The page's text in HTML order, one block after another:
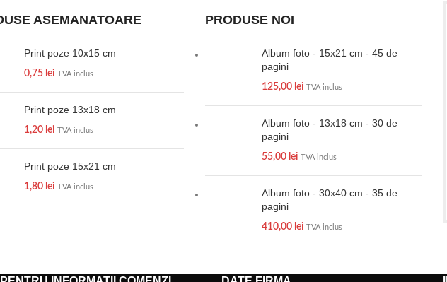
ASEMANATOARE
Print poze 10x15 cm
0,75 lei TVA inclus
Print poze 13x18 cm
1,20 lei TVA inclus
Print poze 15x21 cm
1,80 lei TVA inclus
PRODUSE NOI
Album foto - 15x21 cm - 45 de
pagini
125,00 lei TVA inclus
Album foto - 13x18 cm - 30 de
pagini
55,00 lei TVA inclus
Album foto - 30x40 cm - 35 de
pagini
410,00 lei TVA inclus